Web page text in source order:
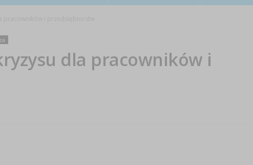
dla pracowników i